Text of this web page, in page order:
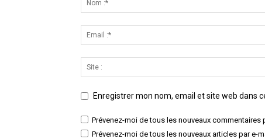
Enregistrer mon nom, email et site web dans
Prévenez-moi de tous les nouveaux commentaires
Prévenez-moi de tous les nouveaux articles par e-